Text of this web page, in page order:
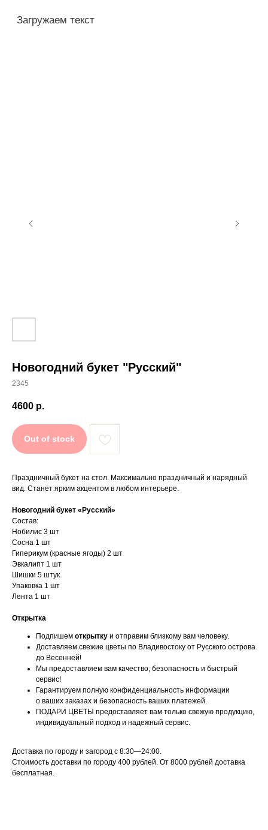
Новогодний букет "Русский"
2345
4600 р.
Out of stock
Праздничный букет на стол. Максимально праздничный и нарядный
вид. Станет ярким акцентом в любом интерьере.
Новогодний букет «Русский»
Состав:
Нобилис 3 шт
Сосна 1 шт
Гиперикум (красные ягоды) 2 шт
Эвкалипт 1 шт
Шишки 5 штук
Упаковка 1 шт
Лента 1 шт
Открытка
Подпишем открытку и отправим близкому вам человеку.
Доставляем свежие цветы по Владивостоку от Русского острова
до Весенней!
Мы предоставляем вам качество, безопасность и быстрый
сервис!
Гарантируем полную конфиденциальность информации
о ваших заказах и безопасность ваших платежей.
ПОДАРИ ЦВЕТЫ предоставляет вам только свежую продукцию,
индивидуальный подход и надежный сервис.
Доставка по городу и загород с 8:30—24:00.
Стоимость доставки по городу 400 рублей. От 8000 рублей доставка
бесплатная.